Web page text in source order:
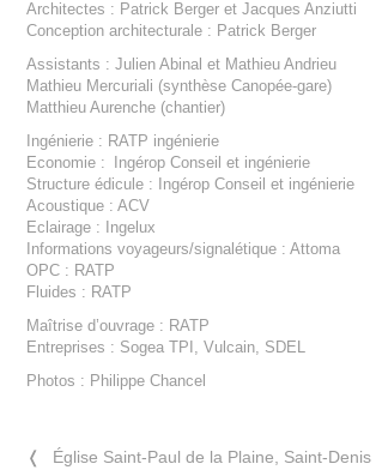
Architectes : Patrick Berger et Jacques Anziutti
Conception architecturale : Patrick Berger
Assistants : Julien Abinal et Mathieu Andrieu
Mathieu Mercuriali (synthèse Canopée-gare)
Matthieu Aurenche (chantier)
Ingénierie : RATP ingénierie
Economie : Ingérop Conseil et ingénierie
Structure édicule : Ingérop Conseil et ingénierie
Acoustique : ACV
Eclairage : Ingelux
Informations voyageurs/signalétique : Attoma
OPC : RATP
Fluides : RATP
Maîtrise d’ouvrage : RATP
Entreprises : Sogea TPI, Vulcain, SDEL
Photos : Philippe Chancel
❬ Église Saint-Paul de la Plaine, Saint-Denis